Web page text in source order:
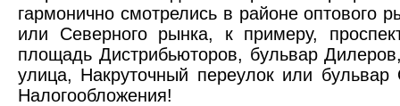
гармонично смотрелись в районе оптового
или Северного рынка, к примеру,
площадь Дистрибьюторов, бульвар
улица, Накруточный переулок или бульвар
Налогообложения!